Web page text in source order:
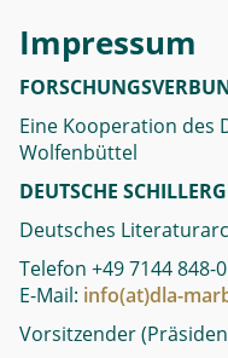
Impressum
Eine Kooperation des
Wolfenbüttel
DEUTSCHE
Deutsches
Telefon +49 7144 848-0
E-Mail: info(at)dla-
Vorsitzender